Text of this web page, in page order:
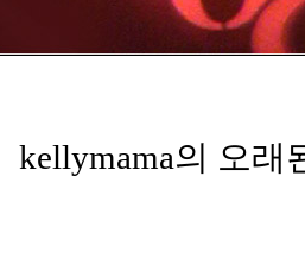
kellymama의 오래